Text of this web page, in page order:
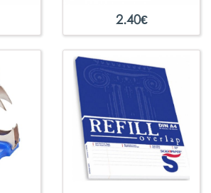
2.40€